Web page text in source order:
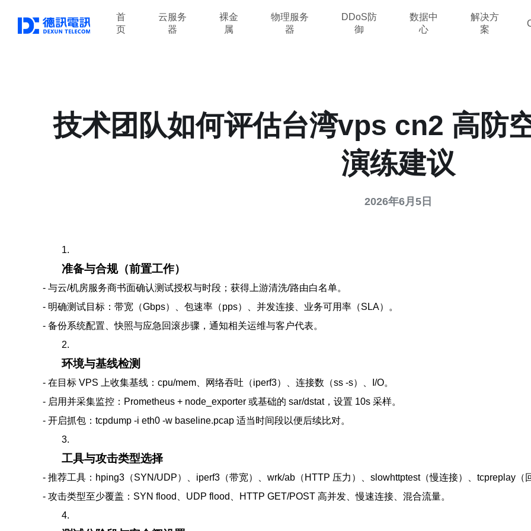
首
页
云服务
器
裸金
属
物理服务
器
DDoS防
御
数据中
心
解决方
案
技术团队如何评估台湾vps cn2 高防
演练建议
2026年6月5日
1.
准备与合规（前置工作）
- 与云/机房服务商书面确认测试授权与时段；获得上游清洗/路由白名单。
- 明确测试目标：带宽（Gbps）、包速率（pps）、并发连接、业务可用率（SLA）。
- 备份系统配置、快照与应急回滚步骤，通知相关运维与客户代表。
2.
环境与基线检测
- 在目标 VPS 上收集基线：cpu/mem、网络吞吐（iperf3）、连接数（ss -s）、I/O。
- 启用并采集监控：Prometheus + node_exporter 或基础的 sar/dstat，设置 10s 采样。
- 开启抓包：tcpdump -i eth0 -w baseline.pcap 适当时间段以便后续比对。
3.
工具与攻击类型选择
- 推荐工具：hping3（SYN/UDP）、iperf3（带宽）、wrk/ab（HTTP 压力）、slowhttptest（慢连接）、tcpreplay（
- 攻击类型至少覆盖：SYN flood、UDP flood、HTTP GET/POST 高并发、慢速连接、混合流量。
4.